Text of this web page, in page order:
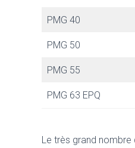
PMG 40
PMG 50
PMG 55
PMG 63 EPQ
Le très grand nombre